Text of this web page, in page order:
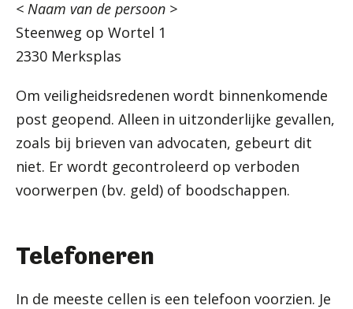
< Naam van de persoon >
Steenweg op Wortel 1
2330 Merksplas
Om veiligheidsredenen wordt binnenkomende
post geopend. Alleen in uitzonderlijke gevallen,
zoals bij brieven van advocaten, gebeurt dit
niet. Er wordt gecontroleerd op verboden
voorwerpen (bv. geld) of boodschappen.
Telefoneren
In de meeste cellen is een telefoon voorzien. Je